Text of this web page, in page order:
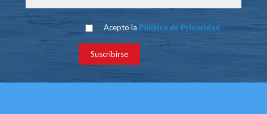
Acepto la Política de Privacidad